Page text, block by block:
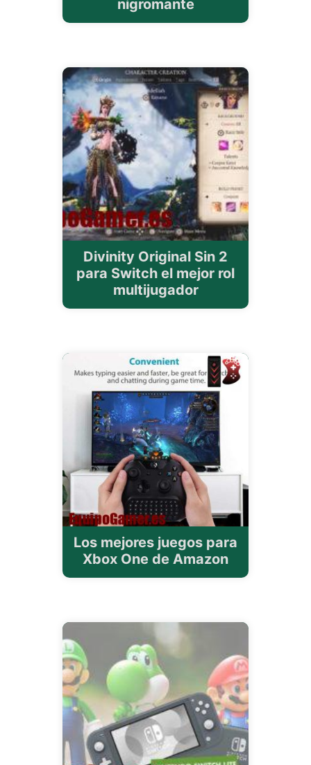
nigromante
Divinity Original Sin 2
para Switch el mejor rol
multijugador
Los mejores juegos para
Xbox One de Amazon